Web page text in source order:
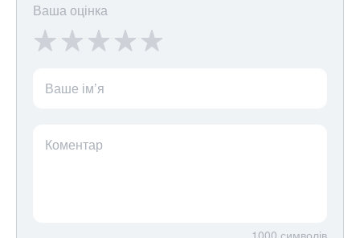
Ваша оцінка
Ваше ім’я
Коментар